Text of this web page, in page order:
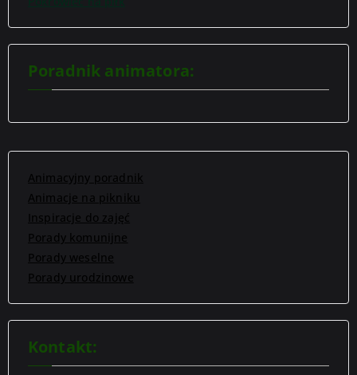
Poradnik animatora:
Animacyjny poradnik
Animacje na pikniku
Inspiracje do zajęć
Porady komunijne
Porady weselne
Porady urodzinowe
Kontakt: